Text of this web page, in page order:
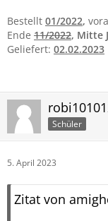
Bestellt 01/2022,
Ende 11/2022, Mitte
Geliefert: 02.02.2023
Schüler
5. April 2023
Zitat von